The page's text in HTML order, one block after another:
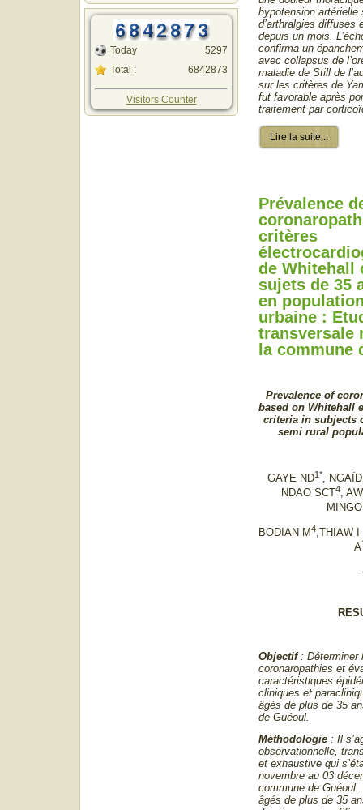
Today
Total :
5297
6842873
Visitors Counter
hypotension artérielle
d’arthralgies diffuses
depuis un mois.
confirma un
avec collapsus de
maladie de Still de
sur les critères de
fut favorable après
traitement par
Lire la suite...
Prévalence
critères
de Whitehall
sujets de 35
en
urbaine :
transversale
la commune
Prevalence of
based on Whitehall
criteria in subjects
semi rural
GAYE ND1*
,
NDAO SCT4,
BODIAN M4 ,THIAW I
A
.
Objectif: Déterminer
coronaropathies et
caractéristiques
cliniques et
âgés de plus de 35
de Guéoul.
Méthodologie : Il
observationnelle,
et exhaustive qui
novembre au 03
commune de
âgés de plus de 35